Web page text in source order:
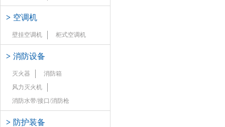
> 空调机
壁挂空调机 柜式空调机
> 消防设备
灭火器
消防箱
风力灭火机
消防水带/接口/消防枪
> 防护装备